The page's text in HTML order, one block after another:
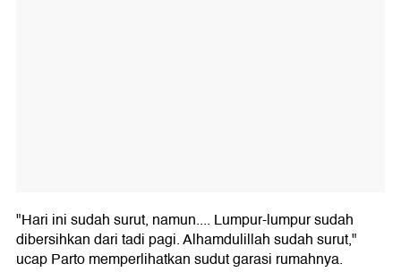
"Hari ini sudah surut, namun.... Lumpur-lumpur sudah
dibersihkan dari tadi pagi. Alhamdulillah sudah surut,"
ucap Parto memperlihatkan sudut garasi rumahnya.